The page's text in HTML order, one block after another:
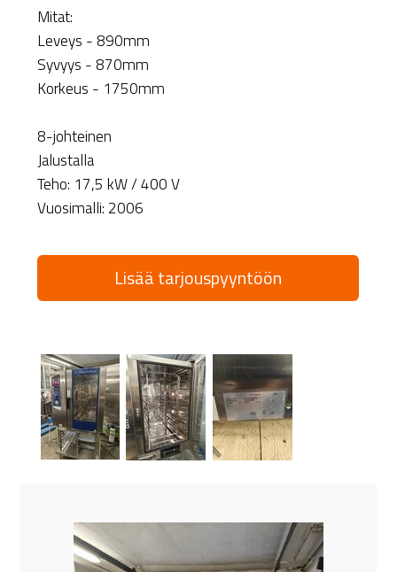
Mitat:
Leveys - 890mm
Syvyys - 870mm
Korkeus - 1750mm
8-johteinen
Jalustalla
Teho: 17,5 kW / 400 V
Vuosimalli: 2006
Lisää tarjouspyyntöön